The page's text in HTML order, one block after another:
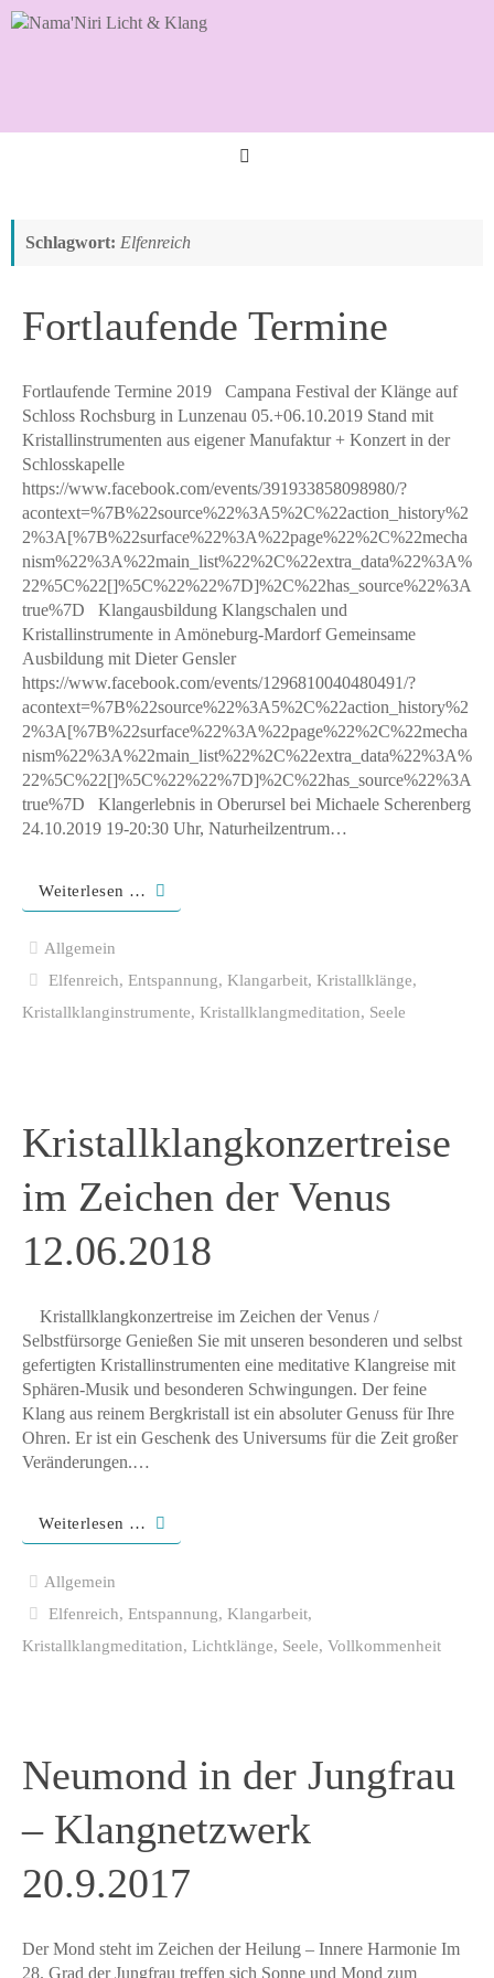
Zum
Inhalt
Schlagwort: Elfenreich
Fortlaufende Termine
Fortlaufende Termine 2019 Campana Festival der Klänge auf
Schloss Rochsburg in Lunzenau 05.+06.10.2019 Stand mit
Kristallinstrumenten aus eigener Manufaktur + Konzert in der
Schlosskapelle
https://www.facebook.com/events/391933858098980/?
acontext=%7B%22source%22%3A5%2C%22action_history%2
2%3A[%7B%22surface%22%3A%22page%22%2C%22mecha
nism%22%3A%22main_list%22%2C%22extra_data%22%3A%
22%5C%22[]%5C%22%22%7D]%2C%22has_source%22%3A
true%7D Klangausbildung Klangschalen und
Kristallinstrumente in Amöneburg-Mardorf Gemeinsame
Ausbildung mit Dieter Gensler
https://www.facebook.com/events/1296810040480491/?
acontext=%7B%22source%22%3A5%2C%22action_history%2
2%3A[%7B%22surface%22%3A%22page%22%2C%22mecha
nism%22%3A%22main_list%22%2C%22extra_data%22%3A%
22%5C%22[]%5C%22%22%7D]%2C%22has_source%22%3A
true%7D Klangerlebnis in Oberursel bei Michaele Scherenberg
24.10.2019 19-20:30 Uhr, Naturheilzentrum…
Weiterlesen …
Allgemein
Elfenreich,Entspannung,Klangarbeit,Kristallklänge,
Kristallklanginstrumente, Kristallklangmeditation, Seele
Kristallklangkonzertreise
im Zeichen der Venus
12.06.2018
Kristallklangkonzertreise im Zeichen der Venus /
Selbstfürsorge Genießen Sie mit unseren besonderen und selbst
gefertigten Kristallinstrumenten eine meditative Klangreise mit
Sphären-Musik und besonderen Schwingungen. Der feine
Klang aus reinem Bergkristall ist ein absoluter Genuss für Ihre
Ohren. Er ist ein Geschenk des Universums für die Zeit großer
Veränderungen.…
Weiterlesen …
Allgemein
Elfenreich,Entspannung,Klangarbeit,
Kristallklangmeditation, Lichtklänge, Seele, Vollkommenheit
Neumond in der Jungfrau
– Klangnetzwerk
20.9.2017
Der Mond steht im Zeichen der Heilung – Innere Harmonie Im
28. Grad der Jungfrau treffen sich Sonne und Mond zum